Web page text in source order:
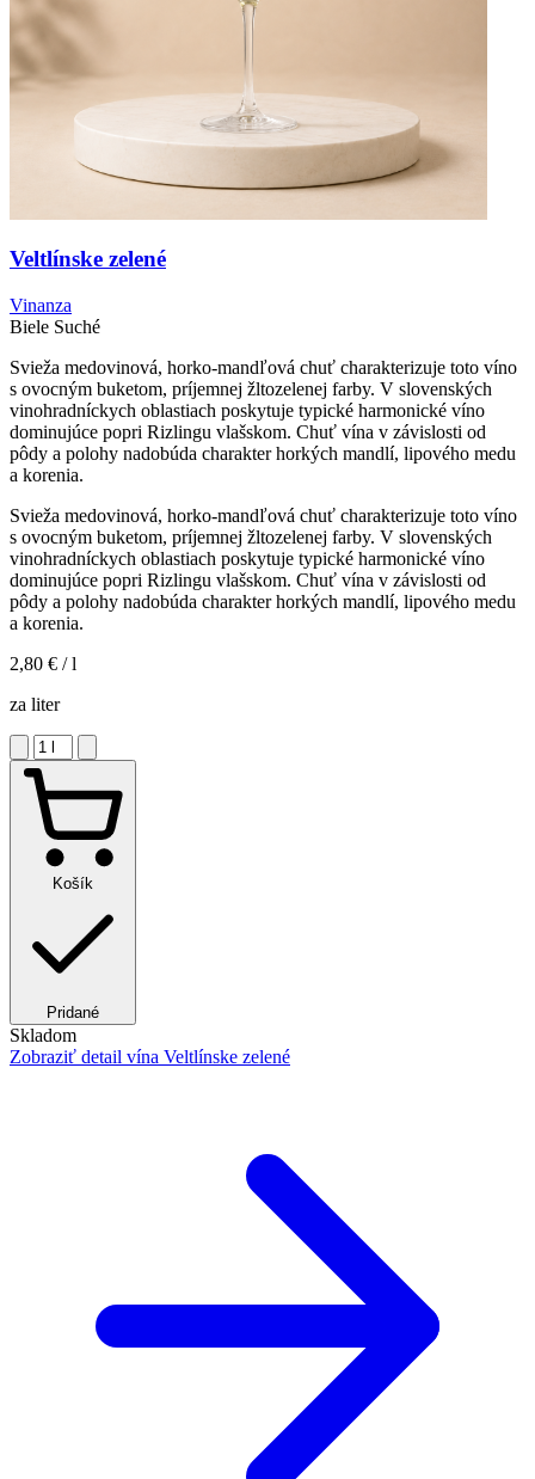
Veltlínske zelené
Vinanza
Biele Suché
Svieža medovinová, horko-mandľová chuť charakterizuje toto víno
s ovocným buketom, príjemnej žltozelenej farby. V slovenských
vinohradníckych oblastiach poskytuje typické harmonické víno
dominujúce popri Rizlingu vlašskom. Chuť vína v závislosti od
pôdy a polohy nadobúda charakter horkých mandlí, lipového medu
a korenia.
Svieža medovinová, horko-mandľová chuť charakterizuje toto víno
s ovocným buketom, príjemnej žltozelenej farby. V slovenských
vinohradníckych oblastiach poskytuje typické harmonické víno
dominujúce popri Rizlingu vlašskom. Chuť vína v závislosti od
pôdy a polohy nadobúda charakter horkých mandlí, lipového medu
a korenia.
2,80 € / l
za liter
Košík
Pridané
Skladom
Zobraziť detail vína Veltlínske zelené